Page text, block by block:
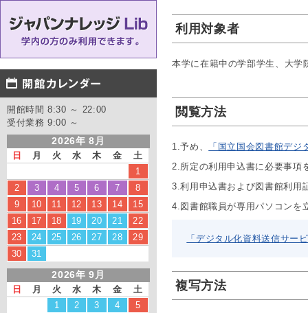
開館時間 8:30 ～ 22:00
受付業務 9:00 ～
2026年 8月
日 月 火 水 木 金
土
1
2
3 4 5 6 7
8
9
10 11 12 13 14
15
16
17 18 19 20 21
22
23
24 25 26 27 28
29
30
31
2026年 9月
日 月 火 水 木 金
土
1
2 3 4
5
利用対象者
本学に在籍中の学部学生、大学
閲覧方法
1.予め、
「国立国会図書館デ
2.所定の利用申込書に必要事項
3.利用申込書および図書館利用
4.図書館職員が専用パソコンを
「デジタル化資料送信サー
複写方法